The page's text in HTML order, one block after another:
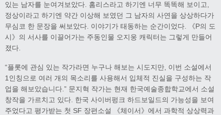
있는 남자를 눈여겨보았다. 홈리스라고 하기엔 너무 똑똑해 보이고,
정상이라고 하기엔 약간 이상해 보였던 그 남자의 사연을 상상하다가
무심코 한 문장을 써보았다. 이야기가 태동하는 순간이었다. 《P의 도
시》의 서사를 이끌어가는 주동인물 오지웅 캐릭터는 그렇게 만들어
졌다.
“플롯에 관심 있는 작가라면 누구나 해보는 시도지만, 이번 소설에서
1인칭으로 여러 개의 목소리를 사용해서 입체적 진실을 구성하는 작
업을 해보았습니다.” 문지혁 작가는 현재 한국예술종합학교에서 소설
창작을 가르치고 있다. 한국 사이버펑크 하드보일드의 가능성을 보여
주었다고 평가받는 첫 SF 장편소설 《체이서》에서 과학적 상상력과